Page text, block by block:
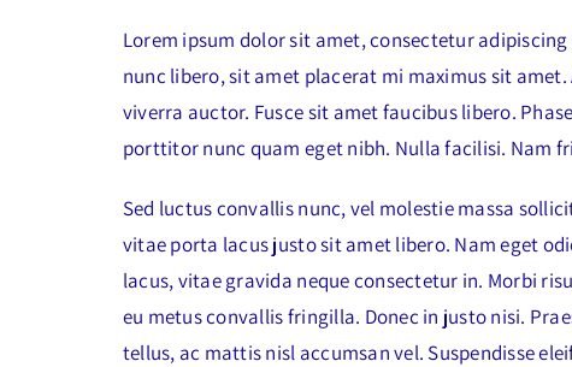
Lorem ipsum dolor sit amet, consectetur
nunc libero, sit amet placerat mi maximus sit
viverra auctor. Fusce sit amet faucibus libero.
porttitor nunc quam eget nibh. Nulla facilisi. Nam
Sed luctus convallis nunc, vel molestie massa
vitae porta lacus justo sit amet libero. Nam eget
lacus, vitae gravida neque consectetur in. Morbi
eu metus convallis fringilla. Donec in justo nisi.
tellus, ac mattis nisl accumsan vel. Suspendisse